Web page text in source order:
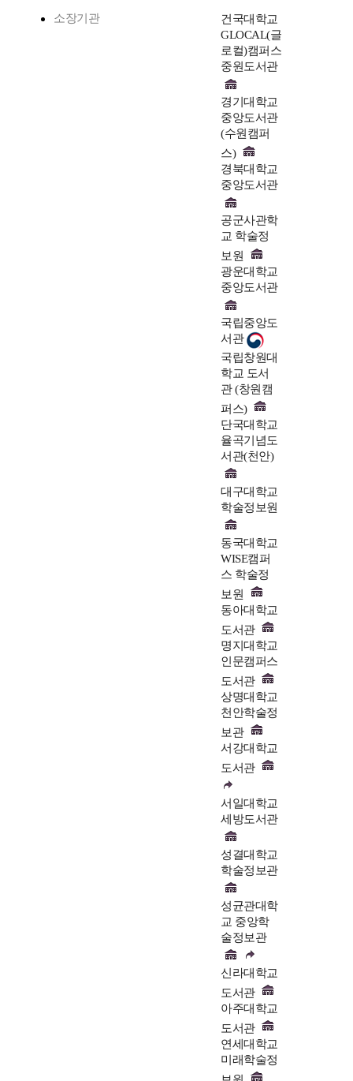
소장기관
건국대학교
GLOCAL(글
로컬)캠퍼스
중원도서관
경기대학교
중앙도서관
(수원캠퍼
스)
경북대학교
중앙도서관
공군사관학
교 학술정
보원
광운대학교
중앙도서관
국립중앙도
서관
국립창원대
학교 도서
관 (창원캠
퍼스)
단국대학교
율곡기념도
서관(천안)
대구대학교
학술정보원
동국대학교
WISE캠퍼
스 학술정
보원
동아대학교
도서관
명지대학교
인문캠퍼스
도서관
상명대학교
천안학술정
보관
서강대학교
도서관
서일대학교
세방도서관
성결대학교
학술정보관
성균관대학
교 중앙학
술정보관
신라대학교
도서관
아주대학교
도서관
연세대학교
미래학술정